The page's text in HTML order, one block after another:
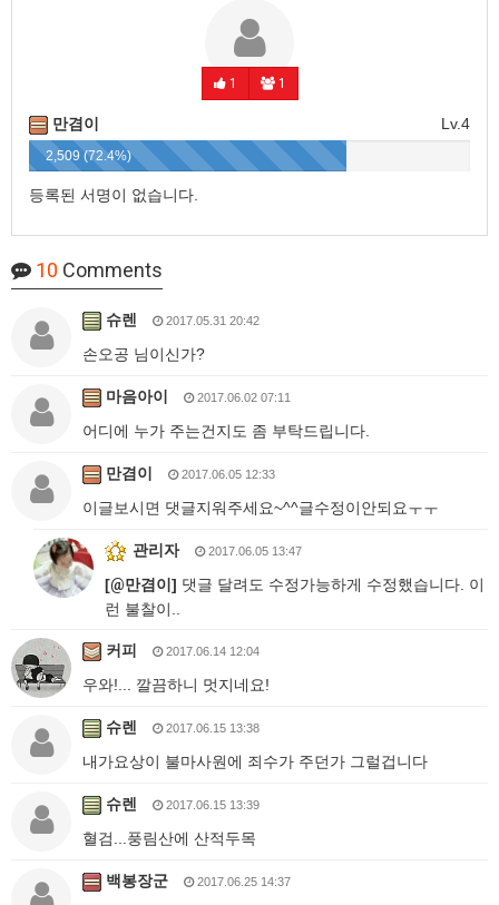
1 1
Lv.4
만겸이
2,509 (72.4%)
등록된 서명이 없습니다.
10 Comments
슈렌 2017.05.31 20:42
손오공 님이신가?
마음아이 2017.06.02 07:11
어디에 누가 주는건지도 좀 부탁드립니다.
만겸이 2017.06.05 12:33
이글보시면 댓글지워주세요~^^글수정이안되요ㅜㅜ
관리자 2017.06.05 13:47
[@만겸이] 댓글 달려도 수정가능하게 수정했습니다. 이
런 불찰이..
커피 2017.06.14 12:04
우와!... 깔끔하니 멋지네요!
슈렌 2017.06.15 13:38
내가요상이 불마사원에 죄수가 주던가 그럴겁니다
슈렌 2017.06.15 13:39
혈검...풍림산에 산적두목
백봉장군 2017.06.25 14:37